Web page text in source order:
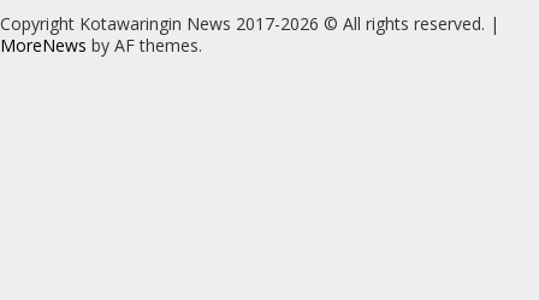
Copyright Kotawaringin News 2017-2026 © All rights reserved. |
MoreNews by AF themes.